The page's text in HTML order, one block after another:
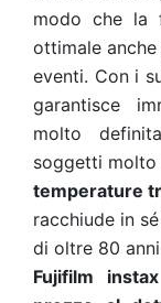
modo che la
ottimale
eventi. Con i
garantisce
molto
soggetti molto
temperature
racchiude in
di oltre 80
Fujifilm